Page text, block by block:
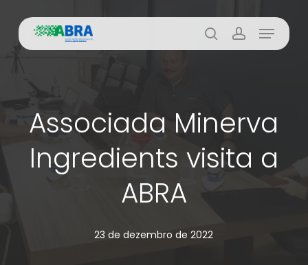
main
buscaaccount
Menu
Associada Minerva
Ingredients visita a
ABRA
23 de dezembro de 2022